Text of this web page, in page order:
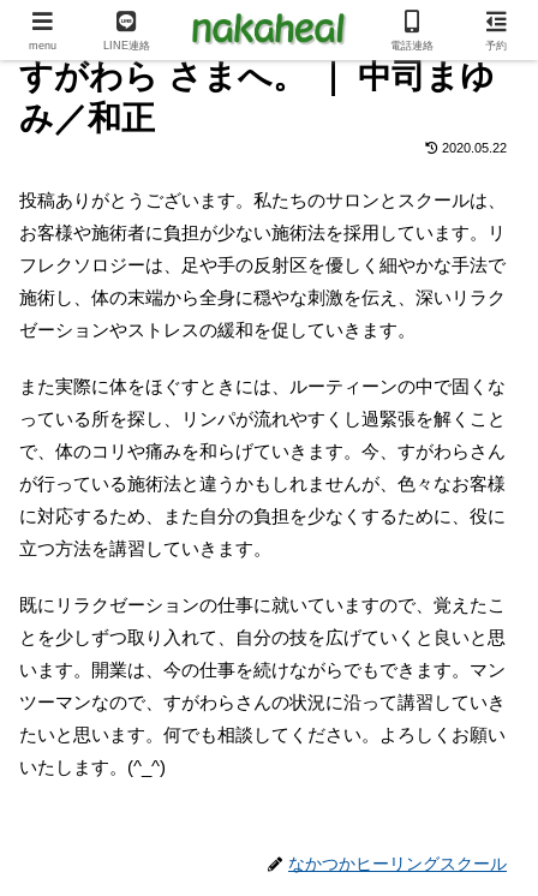
すがわら さまへ。 ｜ 中司まゆ
み／和正
2020.05.22
投稿ありがとうございます。私たちのサロンとスクールは、
お客様や施術者に負担が少ない施術法を採用しています。リ
フレクソロジーは、足や手の反射区を優しく細やかな手法で
施術し、体の末端から全身に穏やな刺激を伝え、深いリラク
ゼーションやストレスの緩和を促していきます。
また実際に体をほぐすときには、ルーティーンの中で固くな
っている所を探し、リンパが流れやすくし過緊張を解くこと
で、体のコリや痛みを和らげていきます。今、すがわらさん
が行っている施術法と違うかもしれませんが、色々なお客様
に対応するため、また自分の負担を少なくするために、役に
立つ方法を講習していきます。
既にリラクゼーションの仕事に就いていますので、覚えたこ
とを少しずつ取り入れて、自分の技を広げていくと良いと思
います。開業は、今の仕事を続けながらでもできます。マン
ツーマンなので、すがわらさんの状況に沿って講習していき
たいと思います。何でも相談してください。よろしくお願い
いたします。(^_^)
なかつかヒーリングスクール
menu LINE連絡 電話連絡 予約